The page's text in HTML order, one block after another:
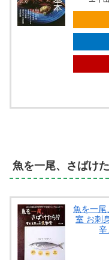
魚を一尾、さばけ
魚を一
室 お刺
辛